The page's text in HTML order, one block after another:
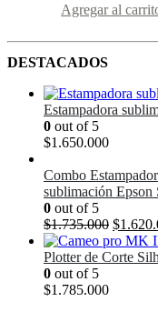
Agregar al
DESTACADOS
Estampadora
0 out of 5
$1.650.000
Combo
sublimación Epson
0 out of 5
$1.735.000 El
precio
original
$
Plotter de Corte
0 out of 5
$1.785.000